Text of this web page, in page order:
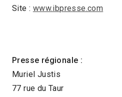
Site : www.ibpresse.com
Presse régionale :
Muriel Justis
77 rue du Taur